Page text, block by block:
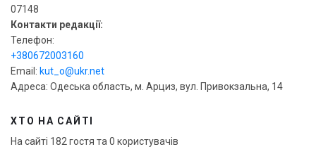
07148
Контакти редакції:
Телефон:
+380672003160
Email: kut_o@ukr.net
Адреса: Одеська область, м. Арциз, вул. Привокзальна, 14
ХТО НА САЙТІ
На сайті 182 гостя та 0 користувачів